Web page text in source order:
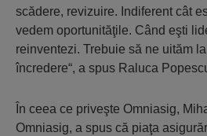
scădere, revizuire. Indiferent cât
vedem oportunităţile. Când eşti
reinventezi. Trebuie să ne uităm
încredere“, a spus Raluca
În ceea ce priveşte Omniasig,
Omniasig, a spus că piaţa